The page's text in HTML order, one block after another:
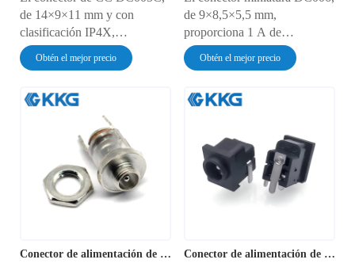
de 14×9×11 mm y con
clasificación IP4X,
proporciona 3 A de potencia
para equipos de estudio,
concentradores domésticos
inteligentes. Su sistema de
contacto de doble eje
garantiza conexiones estables
durante más de 20 000 ciclos
de conexión. Funciona en
entornos de -40 °C a 125 °C
Obtén el mejor precio
de 9×8,5×5,5 mm,
proporciona 1 A de
alimentación para pulseras de
actividad, anillos inteligentes
contactos de doble resorte
estables tras más de 4000
ciclos de conexión.
Compatible con dispositivos
electrónicos de menos de 1
cm, funciona en un rango de
contra el polvo.
Obtén el mejor precio
Conector de alimentación de CC de 1,35 mm Conector de alimentación de CC DIP